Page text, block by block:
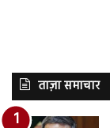
ताज़ा समाचार